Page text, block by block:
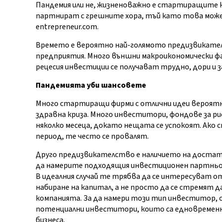
Пандемия или не, жизненоважно е стартиращите
партнират с грешните хора, тъй като това
entrepreneur.com.
Времето е вероятно най-голямото
предприятия. Много външни
рецесия инвестиции се получават трудно, дори и
Пандемията уби шансовете
Много стартиращи фирми с отлични идеи
здравна криза. Много инвеститори, фондове за
няколко месеца, докато нещата се успокоят.
период, те често се провалят.
Друго предизвикателство е наличието на
да намерите подходящия инвестиционен
В идеалния случай те трябва да се интересуват
набиране на капитал, а не просто да се
компанията. За да намери този тип инвеститор,
потенциални инвеститори, които са